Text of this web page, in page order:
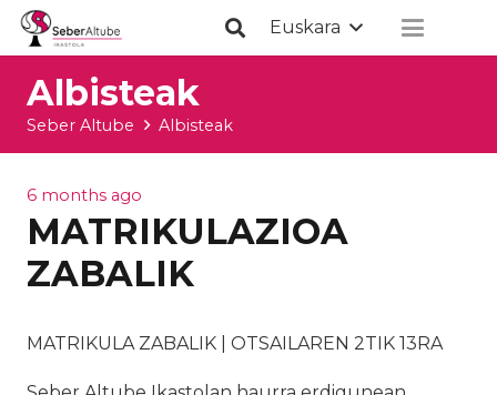
Euskara
Albisteak
Seber Altube Albisteak
6 months ago
MATRIKULAZIOA
ZABALIK
MATRIKULA ZABALIK | OTSAILAREN 2TIK 13RA